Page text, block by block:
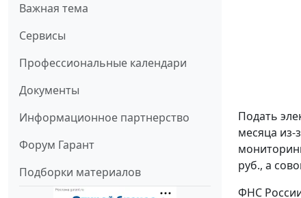
Важная тема
Сервисы
Профессиональные календари
Документы
Информационное партнерство
Форум Гарант
Подборки материалов
Подать
месяца из-
руб., а
ФНС